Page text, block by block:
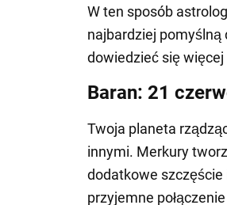
W ten sposób
najbardziej pomyślną
dowiedzieć się
Baran: 21
Twoja planeta
innymi. Merkury
dodatkowe
przyjemne